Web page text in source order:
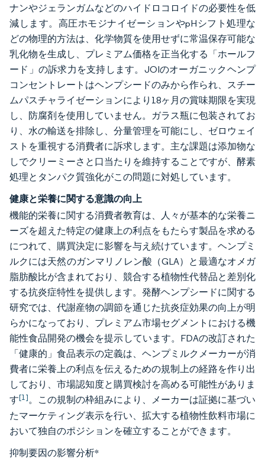
ナンやジェランガムなどのハイドロコロイドの必要性を低
減します。高圧ホモジナイゼーションやpHシフト処理な
どの物理的方法は、化学物質を使用せずに常温保存可能な
乳化物を生成し、プレミアム価格を正当化する「ホールフ
ード」の訴求力を支持します。JOIのオーガニックヘンプ
コンセントレートはヘンプシードのみから作られ、スチー
ムパスチャライゼーションにより18ヶ月の賞味期限を実現
し、防腐剤を使用していません。ガラス瓶に包装されてお
り、水の輸送を排除し、分量管理を可能にし、ゼロウェイ
ストを重視する消費者に訴求します。主な課題は添加物な
しでクリーミーさと口当たりを維持することですが、酵素
処理とタンパク質強化がこの問題に対処しています。
健康と栄養に関する意識の向上
機能的栄養に関する消費者教育は、人々が基本的な栄養ニ
ーズを超えた特定の健康上の利点をもたらす製品を求める
につれて、購買決定に影響を与え続けています。ヘンプミ
ルクには天然のガンマリノレン酸（GLA）と最適なオメガ
脂肪酸比が含まれており、競合する植物性代替品と差別化
する抗炎症特性を提供します。発酵ヘンプシードに関する
研究では、代謝産物の調節を通じた抗炎症効果の向上が明
らかになっており、プレミアム市場セグメントにおける機
能性食品開発の機会を提示しています。FDAの改訂された
「健康的」食品表示の定義は、ヘンプミルクメーカーが消
費者に栄養上の利点を伝えるための規制上の経路を作り出
しており、市場認知度と購買検討を高める可能性がありま
す[1]。この規制の枠組みにより、メーカーは証拠に基づい
たマーケティング表示を行い、拡大する植物性飲料市場に
おいて独自のポジションを確立することができます。
抑制要因の影響分析*